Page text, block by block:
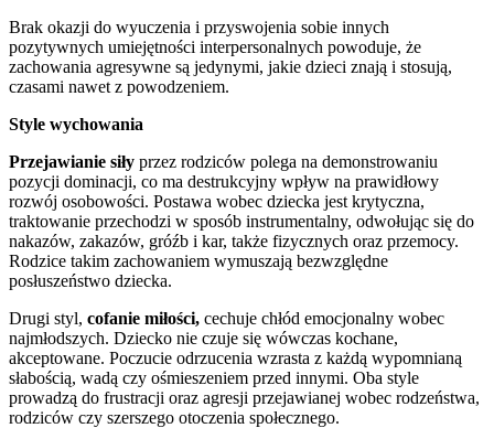
Brak okazji do wyuczenia i przyswojenia sobie innych
pozytywnych umiejętności interpersonalnych powoduje, że
zachowania agresywne są jedynymi, jakie dzieci znają i stosują,
czasami nawet z powodzeniem.
Style wychowania
Przejawianie siły przez rodziców polega na demonstrowaniu
pozycji dominacji, co ma destrukcyjny wpływ na prawidłowy
rozwój osobowości. Postawa wobec dziecka jest krytyczna,
traktowanie przechodzi w sposób instrumentalny, odwołując się do
nakazów, zakazów, gróźb i kar, także fizycznych oraz przemocy.
Rodzice takim zachowaniem wymuszają bezwzględne
posłuszeństwo dziecka.
Drugi styl, cofanie miłości, cechuje chłód emocjonalny wobec
najmłodszych. Dziecko nie czuje się wówczas kochane,
akceptowane. Poczucie odrzucenia wzrasta z każdą wypomnianą
słabością, wadą czy ośmieszeniem przed innymi. Oba style
prowadzą do frustracji oraz agresji przejawianej wobec rodzeństwa,
rodziców czy szerszego otoczenia społecznego.